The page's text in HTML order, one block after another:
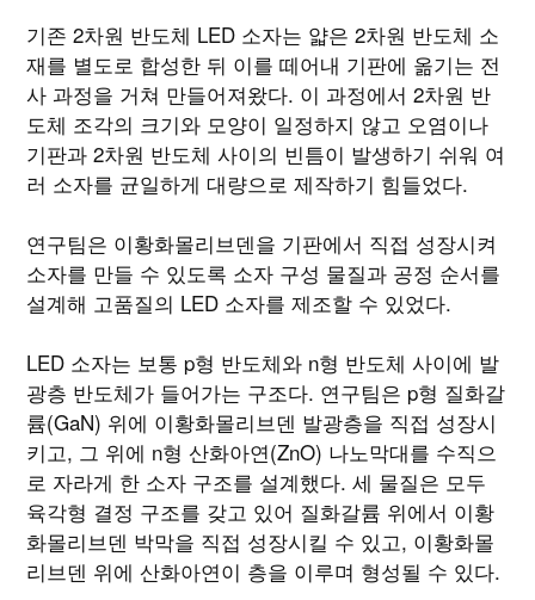
기존 2차원 반도체 LED 소자는 얇은 2차원 반도체 소
재를 별도로 합성한 뒤 이를 떼어내 기판에 옮기는 전
사 과정을 거쳐 만들어져왔다. 이 과정에서 2차원 반
도체 조각의 크기와 모양이 일정하지 않고 오염이나
기판과 2차원 반도체 사이의 빈틈이 발생하기 쉬워 여
러 소자를 균일하게 대량으로 제작하기 힘들었다.
연구팀은 이황화몰리브덴을 기판에서 직접 성장시켜
소자를 만들 수 있도록 소자 구성 물질과 공정 순서를
설계해 고품질의 LED 소자를 제조할 수 있었다.
LED 소자는 보통 p형 반도체와 n형 반도체 사이에 발
광층 반도체가 들어가는 구조다. 연구팀은 p형 질화갈
륨(GaN) 위에 이황화몰리브덴 발광층을 직접 성장시
키고, 그 위에 n형 산화아연(ZnO) 나노막대를 수직으
로 자라게 한 소자 구조를 설계했다. 세 물질은 모두
육각형 결정 구조를 갖고 있어 질화갈륨 위에서 이황
화몰리브덴 박막을 직접 성장시킬 수 있고, 이황화몰
리브덴 위에 산화아연이 층을 이루며 형성될 수 있다.